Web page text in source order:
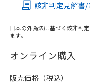
O
在庫等で未対応品が
問い合わせください。
該非判定見解書
日本の外為法に基づく該非判
ます。
オンライン購入
販売価格（税込）